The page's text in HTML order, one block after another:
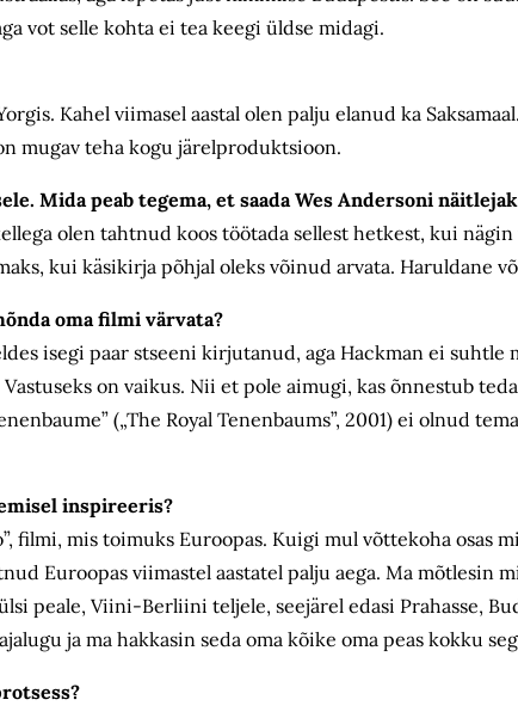
vot selle kohta ei tea keegi üldse midagi.
Kahel viimasel aastal olen palju elanud ka
mugav teha kogu järelproduktsioon.
Mida peab tegema, et saada Wes Andersoni
olen tahtnud koos töötada sellest hetkest, kui
kui käsikirja põhjal oleks võinud arvata. Haruldane
oma filmi värvata?
isegi paar stseeni kirjutanud, aga Hackman ei suhtle
on vaikus. Nii et pole aimugi, kas õnnestub
(„The Royal Tenenbaums”, 2001) ei olnud
inspireeris?
filmi, mis toimuks Euroopas. Kuigi mul võttekoha osas
Euroopas viimastel aastatel palju aega. Ma mõtlesin
peale, Viini-Berliini teljele, seejärel edasi Prahasse,
ja ma hakkasin seda oma kõike oma peas kokku